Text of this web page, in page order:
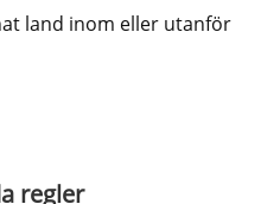
land inom eller utanför
regler